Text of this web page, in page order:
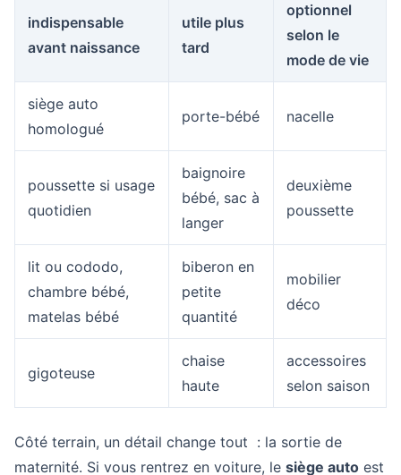
indispensable
avant naissance
utile plus
tard
optionnel
selon le
mode de vie
siège auto
homologué
porte-bébé nacelle
poussette si usage
quotidien
baignoire
bébé, sac à
langer
deuxième
poussette
lit ou cododo,
chambre bébé,
matelas bébé
biberon en
petite
quantité
mobilier
déco
gigoteuse
chaise
haute
accessoires
selon saison
Côté terrain, un détail change tout : la sortie de
maternité. Si vous rentrez en voiture, le siège auto est